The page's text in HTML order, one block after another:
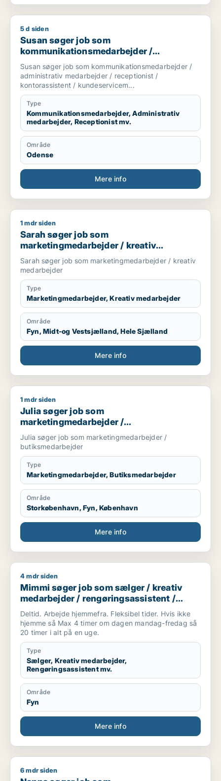
Susan søger job som kommunikationsmedarbejder /
5 d siden
Susan søger job som
kommunikationsmedarbejder /
administrativ medarbejder / receptionist /
kontorassistent /
kundeservicemedarbejder
Susan søger job som kommunikationsmedarbejder /
administrativ medarbejder / receptionist /
kontorassistent / kundeservicem...
Type
Kommunikationsmedarbejder, Administrativ
medarbejder, Receptionist mv.
Område
Odense
Mere info
Sarah søger job som marketingmedarbejder / kreativ
1 mdr siden
Sarah søger job som
marketingmedarbejder / kreativ
medarbejder
Sarah søger job som marketingmedarbejder / kreativ
medarbejder
Type
Marketingmedarbejder, Kreativ medarbejder
Område
Fyn, Midt-og Vestsjælland, Hele Sjælland
Mere info
Julia søger job som marketingmedarbejder /
1 mdr siden
Julia søger job som
marketingmedarbejder /
butiksmedarbejder
Julia søger job som marketingmedarbejder /
butiksmedarbejder
Type
Marketingmedarbejder, Butiksmedarbejder
Område
Storkøbenhavn, Fyn, København
Mere info
Mimmi søger job som sælger / kreativ medarbejder /
4 mdr siden
Mimmi søger job som sælger / kreativ
medarbejder / rengøringsassistent /
ufaglært / kontorassistent
Deltid. Arbejde hjemmefra. Fleksibel tider. Hvis ikke
hjemme så Max 4 timer om dagen mandag-fredag så
20 timer i alt på en uge.
Type
Sælger, Kreativ medarbejder,
Rengøringsassistent mv.
Område
Fyn
Mere info
Nanna søger job som kommunikationsmedarbejder /
6 mdr siden